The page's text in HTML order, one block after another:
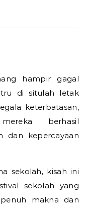
hampir gagal
di situlah letak
keterbatasan,
berhasil
dan kepercayaan
sekolah, kisah ini
sekolah yang
makna dan